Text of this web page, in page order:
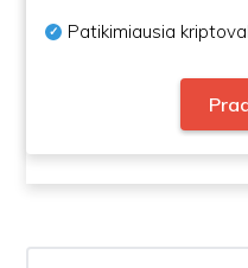
Patikimiausia